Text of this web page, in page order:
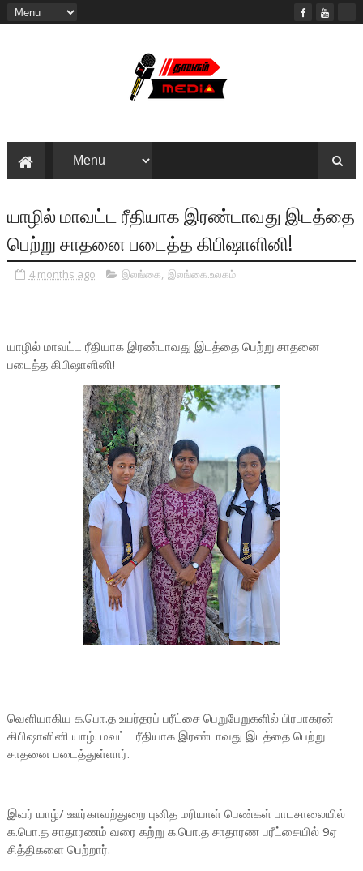
யாழில் மாவட்ட ரீதியாக இரண்டாவது இடத்தை
பெற்று சாதனை படைத்த கிபிஷாளினி!
4 months ago இலங்கை, இலங்கை.உலகம்
யாழில் மாவட்ட ரீதியாக இரண்டாவது இடத்தை பெற்று சாதனை
படைத்த கிபிஷாளினி!
வெளியாகிய க.பொ.த உயர்தரப் பரீட்சை பெறுபேறுகளில் பிரபாகரன்
கிபிஷாளினி யாழ். மவட்ட ரீதியாக இரண்டாவது இடத்தை பெற்று
சாதனை படைத்துள்ளார்.
இவர் யாழ்/ ஊர்காவற்துறை புனித மரியாள் பெண்கள் பாடசாலையில்
க.பொ.த சாதாரணம் வரை கற்று க.பொ.த சாதாரண பரீட்சையில் 9ஏ
சித்திகளை பெற்றார்.